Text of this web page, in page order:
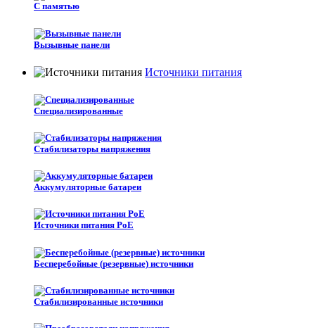
С памятью
Вызывные панели
Источники питания
Специализированные
Стабилизаторы напряжения
Аккумуляторные батареи
Источники питания PoE
Бесперебойные (резервные) источники
Стабилизированные источники